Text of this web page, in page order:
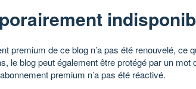
premium de ce blog n’a pas été renouvelé, ce
le blog peut également être protégé par un mot
premium n’a pas été réactivé.